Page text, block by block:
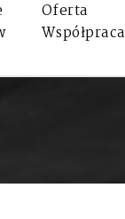
Oferta
Współpraca